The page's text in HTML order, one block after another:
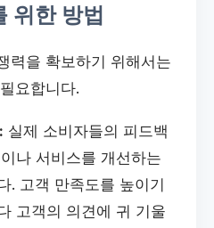
위한 방법
력을 확보하기 위해서는
요합니다.
실제 소비자들의 피드백
나 서비스를 개선하는
. 고객 만족도를 높이기
고객의 의견에 귀 기울